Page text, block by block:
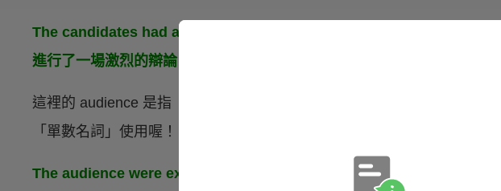
The candidates had a fierce debate in front of a large audience.（候
進行了一場激烈的辯論。）
這裡的 audience 是指「
」，代表「把觀眾視為一個群體、一個整體
「單數名詞」使用喔！
The audience were excited and applauded loudly when the rock star